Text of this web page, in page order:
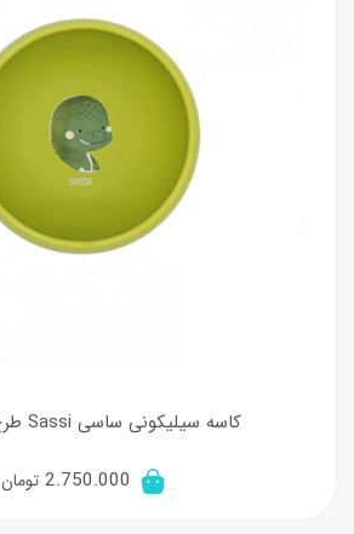
کاسه سیلیکونی ساسی Sassi طرح دایناسور
2.750.000 تومان